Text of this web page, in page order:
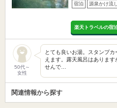
宿泊 源泉かけ流し
楽天トラベルの宿
50代～
女性
とても良いお湯。スタンプ
えます。露天風呂はありま
せんで…
関連情報から探す